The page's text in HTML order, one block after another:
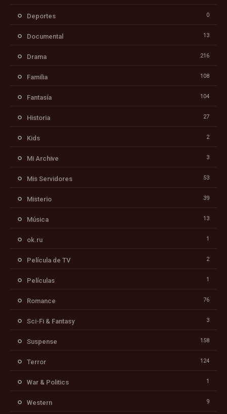
Deportes 0
Documental 13
Drama 216
Familia 108
Fantasía 104
Historia 27
Kids 2
Mi Archive 3
Mis Servidores 53
Misterio 39
Música 13
ok.ru 1
Película de TV 2
Películas 1
Romance 76
Sci-Fi & Fantasy 3
Suspense 158
Terror 124
War & Politics 1
Western 9